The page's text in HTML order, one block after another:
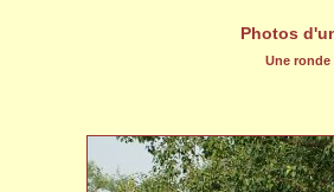
Photos
Une